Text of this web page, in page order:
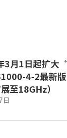
3月1日起扩大
4-2最新
至18GHz）
日